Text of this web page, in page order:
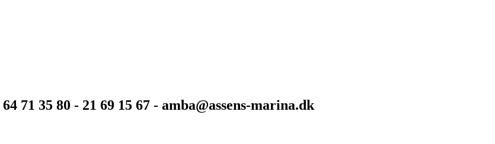
71 35 80 - 21 69 15 67 - amba@assens-marina.dk